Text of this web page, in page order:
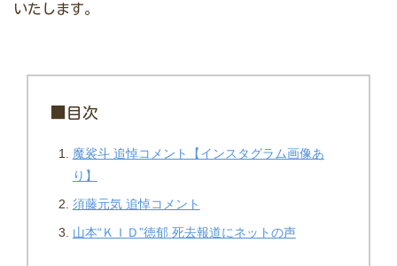
いたします。
■目次
魔裟斗 追悼コメント【インスタグラム画像あ
り】
須藤元気 追悼コメント
山本“ＫＩＤ”徳郁 死去報道にネットの声